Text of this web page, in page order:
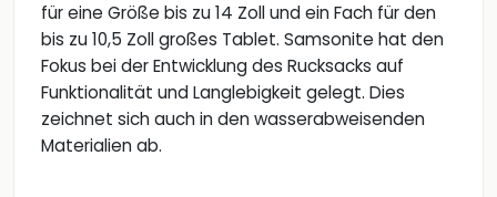
für eine Größe bis zu 14 Zoll und ein Fach für den
bis zu 10,5 Zoll großes Tablet. Samsonite hat den
Fokus bei der Entwicklung des Rucksacks auf
Funktionalität und Langlebigkeit gelegt. Dies
zeichnet sich auch in den wasserabweisenden
Materialien ab.